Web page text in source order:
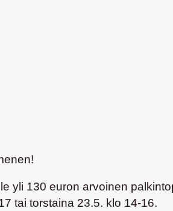
yli 130 euron arvoinen
tai torstaina 23.5. klo 14-16.